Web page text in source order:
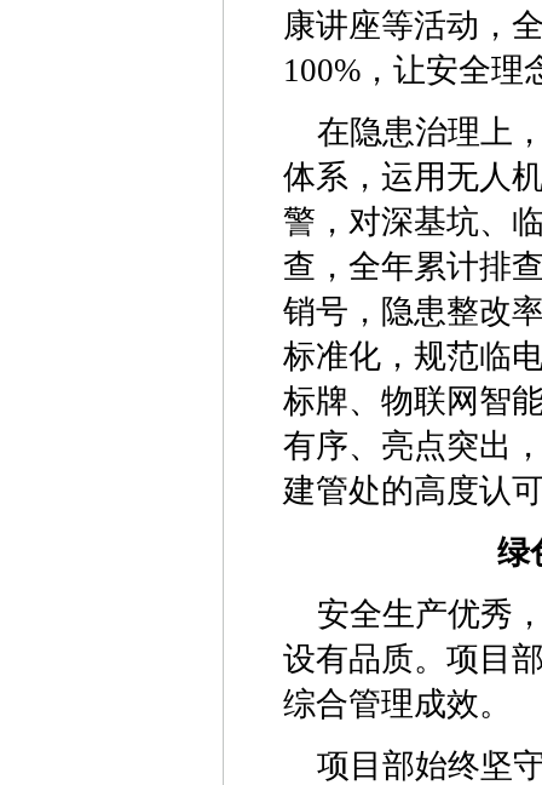
康讲座等活动，
100%，让安全理
在隐患治理上
体系，运用无人
警，对深基坑、
查，全年累计排
销号，隐患整改
标准化，规范临
标牌、物联网智
有序、亮点突出
建管处的高度认
绿
安全生产优秀
设有品质。项目
综合管理成效。
项目部始终坚